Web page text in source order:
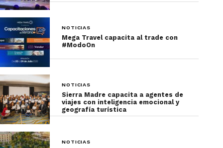
NOTICIAS
Mega Travel capacita al trade con
#ModoOn
NOTICIAS
Sierra Madre capacita a agentes de
viajes con inteligencia emocional y
geografía turística
NOTICIAS